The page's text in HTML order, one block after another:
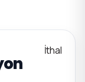
İthal